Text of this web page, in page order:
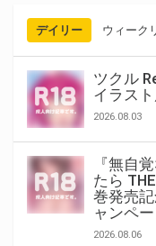
デイリー ウィーク
ツクル
イラス
2026.08.03
『無自
たら
巻発売
ャンペー
2026.08.06